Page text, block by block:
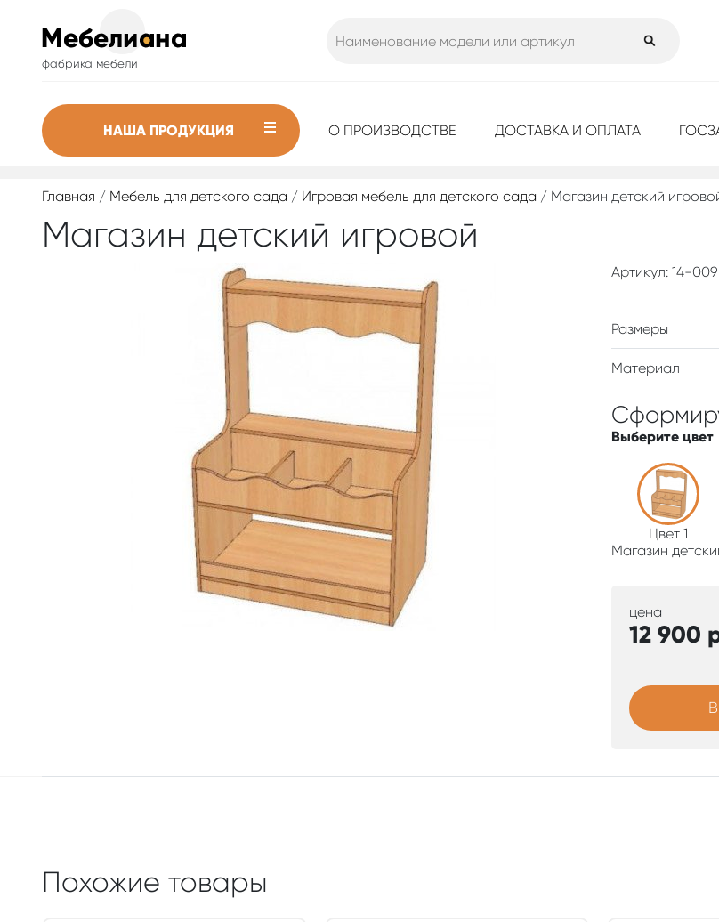
фабрика мебели
НАША ПРОДУКЦИЯ О ПРОИЗВОДСТВЕ ДОСТАВКА И ОПЛАТА
Главная / Мебель для детского сада / Игровая мебель для детского сада / Магазин детский
Магазин детский игровой
Артикул: 14-009
Размеры
Материал
Выберите цвет
Цвет 1
Магазин
цена
12 900
Похожие товары